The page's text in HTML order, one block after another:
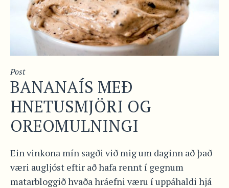
Post
BANANAÍS MEÐ
HNETUSMJÖRI OG
OREOMULNINGI
Ein vinkona mín sagði við mig um daginn að það
væri augljóst eftir að hafa rennt í gegnum
matarbloggið hvaða hráefni væru í uppáhaldi hjá